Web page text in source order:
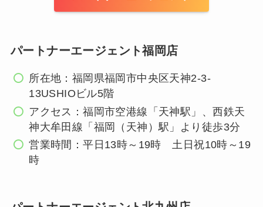
パートナーエージェント福岡店
所在地：福岡県福岡市中央区天神2-3-
13USHIOビル5階
アクセス：福岡市空港線「天神駅」、西鉄天
神大牟田線「福岡（天神）駅」より徒歩3分
営業時間：平日13時～19時 土日祝10時～19
時